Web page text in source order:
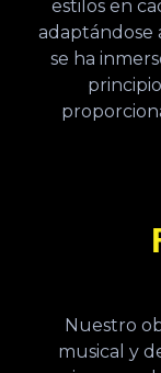
estilos en
adaptándose
se ha
Nuestro
musical y